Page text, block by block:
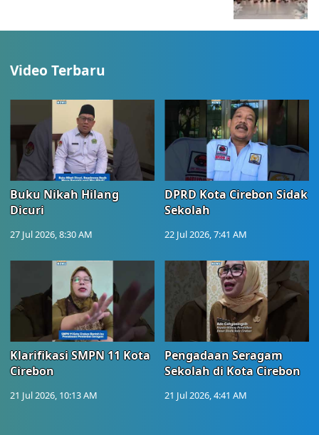
Video Terbaru
Buku Nikah Hilang
Dicuri
27 Jul 2026, 8:30 AM
DPRD Kota Cirebon Sidak
Sekolah
22 Jul 2026, 7:41 AM
Klarifikasi SMPN 11 Kota
Cirebon
21 Jul 2026, 10:13 AM
Pengadaan Seragam
Sekolah di Kota Cirebon
21 Jul 2026, 4:41 AM